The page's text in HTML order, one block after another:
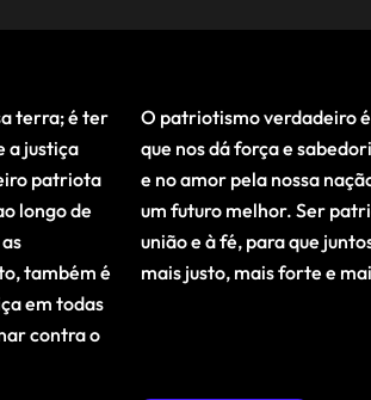
terra; é ter
a justiça
patriota
longo de
também é
em todas
contra o
O patriotismo verdadeiro
que nos dá força e
e no amor pela nossa
um futuro melhor. Ser
união e à fé, para que
mais justo, mais forte e